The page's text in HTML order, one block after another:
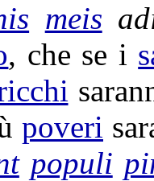
meis
, che se i
poveri
populi